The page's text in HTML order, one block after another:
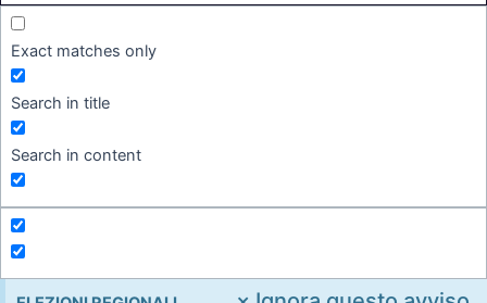
Exact matches only
Search in title
Search in content